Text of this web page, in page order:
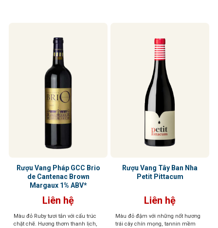
Rượu Vang Pháp GCC Brio
de Cantenac Brown
Margaux 1% ABV*
Liên hệ
Màu đỏ Ruby tươi tắn với cấu trúc
chặt chẽ. Hương thơm thanh lịch,
Rượu Vang Tây Ban Nha
Petit Pittacum
Liên hệ
Màu đỏ đậm với những nốt hương
trái cây chín mọng, tannin mềm